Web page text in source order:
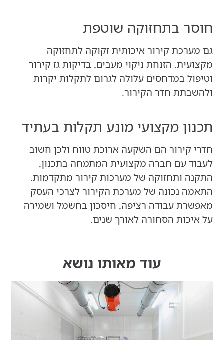
חוסר בתחזוקה שוטפת
גם מערכת קירור איכותית זקוקה לתחזוקה
מקצועית. הזנחת ניקוי מעבים, בדיקות גז קירור
וטיפול במדחסים עלולה לגרום לתקלות יקרות
ולהשבתת חדר הקירור.
תכנון מקצועי מונע תקלות בעתיד
חדרי קירור הם השקעה ארוכת טווח ולכן חשוב
לעבוד עם חברה מקצועית המתמחה בתכנון,
התקנה ותחזוקה של מערכות קירור מתקדמות.
התאמה נכונה של מערכת הקירור לצרכי העסק
מאפשרת עבודה רציפה, חיסכון בחשמל ושמירה
על איכות הסחורה לאורך שנים.
עוד מאותו נושא